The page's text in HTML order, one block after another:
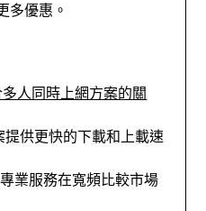
多優惠。
人同時上網方案的關
供更快的下載和上載速
業服務在寬頻比較市場